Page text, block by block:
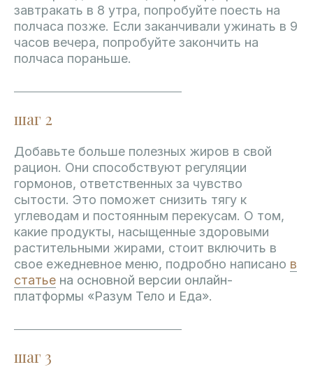
завтракать в 8 утра, попробуйте поесть на
полчаса позже. Если заканчивали ужинать в 9
часов вечера, попробуйте закончить на
полчаса пораньше.
шаг 2
Добавьте больше полезных жиров в свой
рацион. Они способствуют регуляции
гормонов, ответственных за чувство
сытости. Это поможет снизить тягу к
углеводам и постоянным перекусам. О том,
какие продукты, насыщенные здоровыми
растительными жирами, стоит включить в
свое ежедневное меню, подробно написано в
статье на основной версии онлайн-
платформы «Разум Тело и Еда».
шаг 3